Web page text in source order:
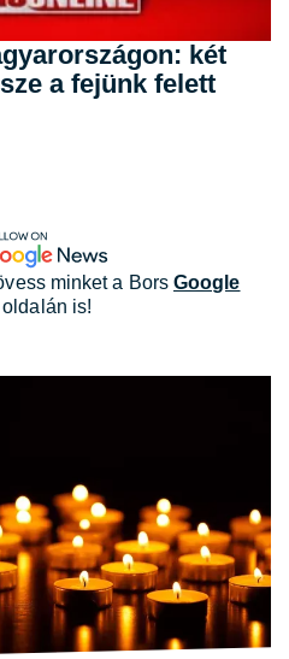
két
a fejünk felett
minket a BorsGoogle
oldalán is!